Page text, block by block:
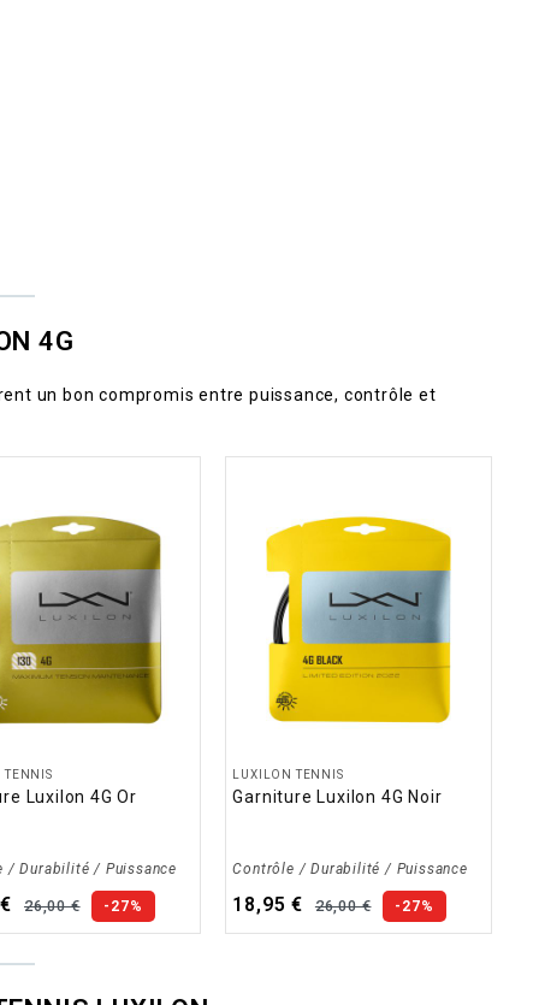
4G
un bon compromis entre puissance, contrôle et
TENNIS
Luxilon 4G Or
/ Durabilité / Puissance
26,00 € -27%
LUXILON TENNIS
Garniture Luxilon 4G Noir
Contrôle / Durabilité / Puissance
18,95 € 26,00 € -27%